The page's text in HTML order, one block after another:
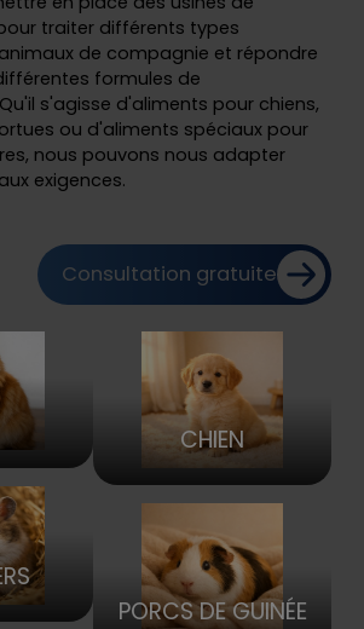
traiter différents types
de compagnie et répondre
formules de
s'agisse d'aliments pour chiens,
ou d'aliments spéciaux pour
nous pouvons nous adapter
exigences.
Consultation gratuite
CHIEN
PORCS DE GUINÉE